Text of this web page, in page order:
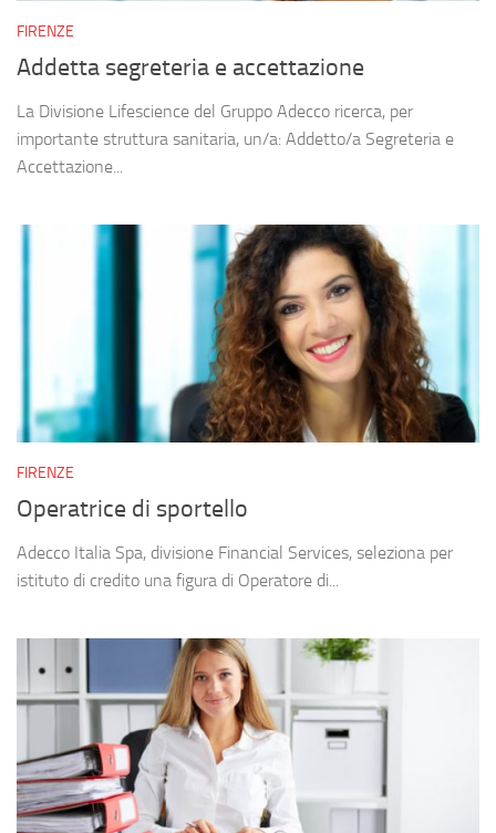
FIRENZE
Addetta segreteria e accettazione
La Divisione Lifescience del Gruppo Adecco ricerca, per
importante struttura sanitaria, un/a: Addetto/a Segreteria e
Accettazione...
FIRENZE
Operatrice di sportello
Adecco Italia Spa, divisione Financial Services, seleziona per
istituto di credito una figura di Operatore di...